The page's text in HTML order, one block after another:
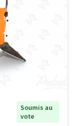
Soumis au
vote